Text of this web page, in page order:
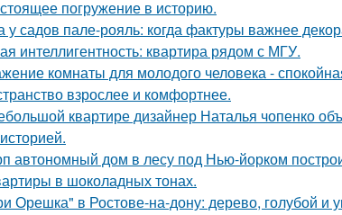
погружение в историю.
у садов пале-рояль: когда фактуры важнее
интеллигентность: квартира рядом с МГУ.
комнаты для молодого человека -
взрослее и комфортнее.
квартире дизайнер Наталья чопенко
автономный дом в лесу под Нью-йорком
в шоколадных тонах.
Орешка" в Ростове-на-дону: дерево, голубой и